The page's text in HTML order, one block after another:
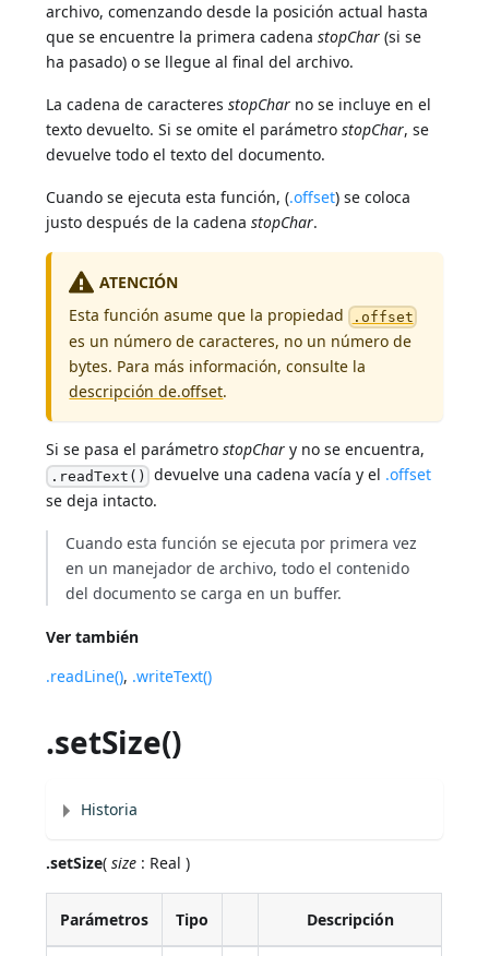
archivo, comenzando desde la posición actual hasta
que se encuentre la primera cadenastopChar (si se
ha pasado) o se llegue al final del archivo.
La cadena de caracteresstopChar no se incluye en el
texto devuelto. Si se omite el parámetrostopChar, se
devuelve todo el texto del documento.
Cuando se ejecuta esta función, (.offset) se coloca
justo después de la cadenastopChar.
ATENCIÓN
Esta función asume que la propiedad .offset
es un número de caracteres, no un número de
bytes. Para más información, consulte la
descripción de.offset.
Si se pasa el parámetrostopChar y no se encuentra,
.readText() devuelve una cadena vacía y el .offset
se deja intacto.
Cuando esta función se ejecuta por primera vez
en un manejador de archivo, todo el contenido
del documento se carga en un buffer.
Ver también
.readLine(), .writeText()
.setSize()
Historia
.setSize(size : Real )
Parámetros Tipo Descripción